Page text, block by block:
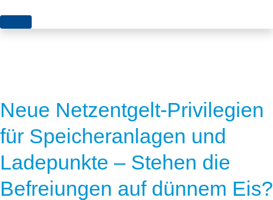
Themen
Flächen
Genehmigungen
Grundsatzfragen
Märkte
News
Blog
Karriere
Über uns
Neue Netzentgelt-Privilegien
für Speicheranlagen und
Ladepunkte – Stehen die
Befreiungen auf dünnem Eis?